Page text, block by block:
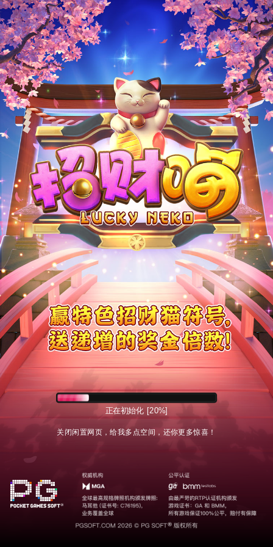
关闭闲置网页，给我多点空间，还你更多惊喜！
正在加载游戏 [30%]